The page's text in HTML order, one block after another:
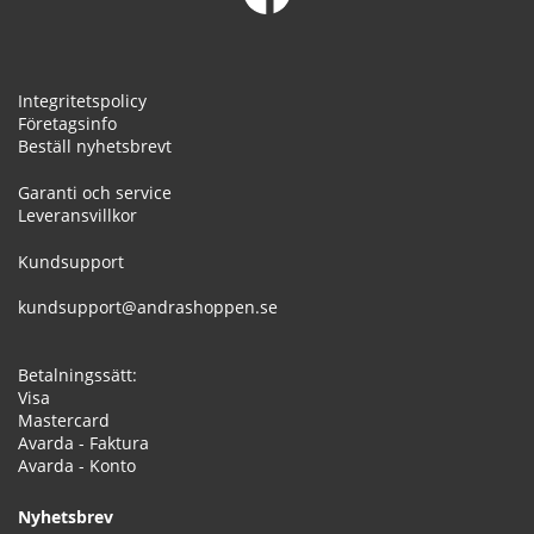
Integritetspolicy
Företagsinfo
Beställ nyhetsbrevt
Garanti och service
Leveransvillkor
Kundsupport
kundsupport@andrashoppen.se
Betalningssätt:
Visa
Mastercard
Avarda - Faktura
Avarda - Konto
Nyhetsbrev